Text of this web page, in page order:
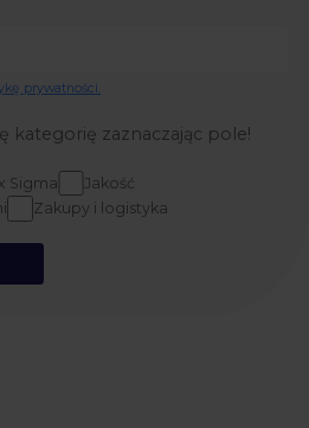
prywatności.
kategorię zaznaczając pole!
Sigma
Jakość
Zakupy i logistyka